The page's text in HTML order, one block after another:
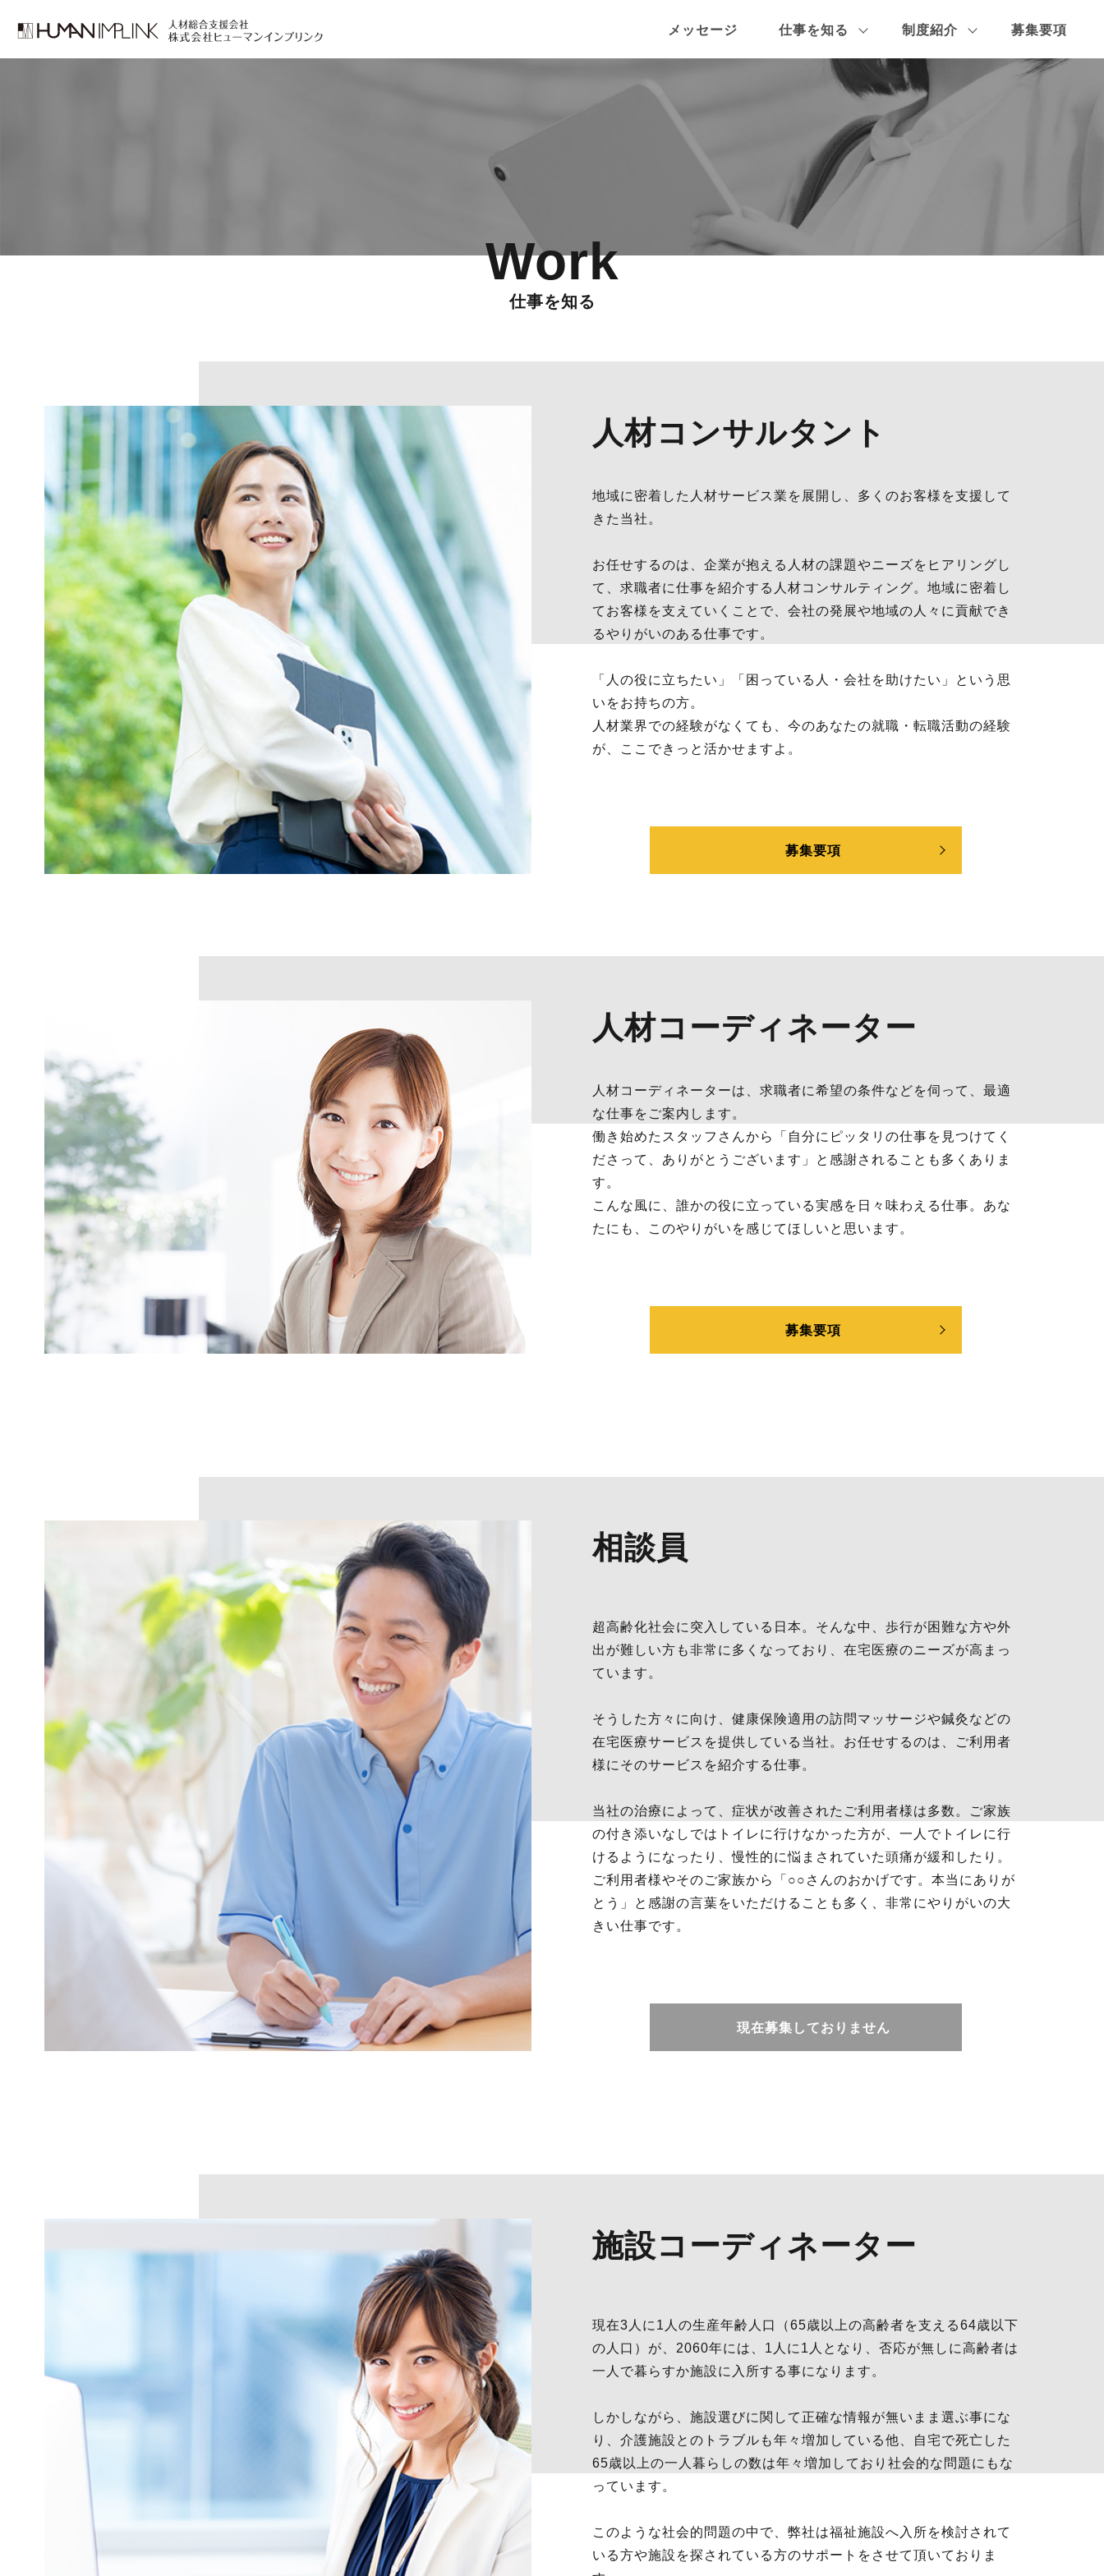
メッセージ 仕事を知る 制度紹介 募集要項
Work
仕事を知る
人材コンサルタント
地域に密着した人材サービス業を展開し、多くのお客様を支援して
きた当社。
お任せするのは、企業が抱える人材の課題やニーズをヒアリングし
て、求職者に仕事を紹介する人材コンサルティング。地域に密着し
てお客様を支えていくことで、会社の発展や地域の人々に貢献でき
るやりがいのある仕事です。
「人の役に立ちたい」「困っている人・会社を助けたい」という思
いをお持ちの方。
人材業界での経験がなくても、今のあなたの就職・転職活動の経験
が、ここできっと活かせますよ。
募集要項
人材コーディネーター
人材コーディネーターは、求職者に希望の条件などを伺って、最適
な仕事をご案内します。
働き始めたスタッフさんから「自分にピッタリの仕事を見つけてく
ださって、ありがとうございます」と感謝されることも多くありま
す。
こんな風に、誰かの役に立っている実感を日々味わえる仕事。あな
たにも、このやりがいを感じてほしいと思います。
募集要項
相談員
超高齢化社会に突入している日本。そんな中、歩行が困難な方や外
出が難しい方も非常に多くなっており、在宅医療のニーズが高まっ
ています。
そうした方々に向け、健康保険適用の訪問マッサージや鍼灸などの
在宅医療サービスを提供している当社。お任せするのは、ご利用者
様にそのサービスを紹介する仕事。
当社の治療によって、症状が改善されたご利用者様は多数。ご家族
の付き添いなしではトイレに行けなかった方が、一人でトイレに行
けるようになったり、慢性的に悩まされていた頭痛が緩和したり。
ご利用者様やそのご家族から「○○さんのおかげです。本当にありが
とう」と感謝の言葉をいただけることも多く、非常にやりがいの大
きい仕事です。
現在募集しておりません
施設コーディネーター
現在3人に1人の生産年齢人口（65歳以上の高齢者を支える64歳以下
の人口）が、2060年には、1人に1人となり、否応が無しに高齢者は
一人で暮らすか施設に入所する事になります。
しかしながら、施設選びに関して正確な情報が無いまま選ぶ事にな
り、介護施設とのトラブルも年々増加している他、自宅で死亡した
65歳以上の一人暮らしの数は年々増加しており社会的な問題にもな
っています。
このような社会的問題の中で、弊社は福祉施設へ入所を検討されて
いる方や施設を探されている方のサポートをさせて頂いておりま